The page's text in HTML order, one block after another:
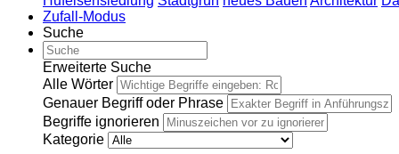
Zufall-Modus
Suche
Erweiterte Suche
Alle Wörter
Genauer Begriff oder Phrase
Begriffe ignorieren
Kategorie